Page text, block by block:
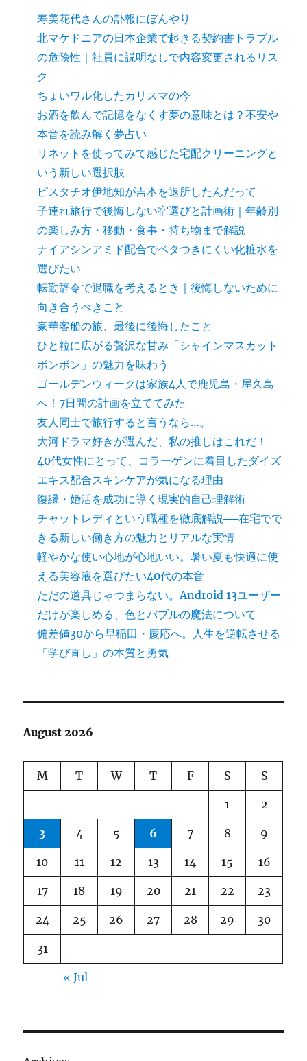
寿美花代さんの訃報にぼんやり
北マケドニアの日本企業で起きる契約書トラブル
の危険性｜社員に説明なしで内容変更されるリス
ク
ちょいワル化したカリスマの今
お酒を飲んで記憶をなくす夢の意味とは？不安や
本音を読み解く夢占い
リネットを使ってみて感じた宅配クリーニングと
いう新しい選択肢
ピスタチオ伊地知が吉本を退所したんだって
子連れ旅行で後悔しない宿選びと計画術｜年齢別
の楽しみ方・移動・食事・持ち物まで解説
ナイアシンアミド配合でベタつきにくい化粧水を
選びたい
転勤辞令で退職を考えるとき｜後悔しないために
向き合うべきこと
豪華客船の旅、最後に後悔したこと
ひと粒に広がる贅沢な甘み「シャインマスカット
ボンボン」の魅力を味わう
ゴールデンウィークは家族4人で鹿児島・屋久島
へ！7日間の計画を立ててみた
友人同士で旅行すると言うなら…。
大河ドラマ好きが選んだ、私の推しはこれだ！
40代女性にとって、コラーゲンに着目したダイズ
エキス配合スキンケアが気になる理由
復縁・婚活を成功に導く現実的自己理解術
チャットレディという職種を徹底解説──在宅でで
きる新しい働き方の魅力とリアルな実情
軽やかな使い心地が心地いい。暑い夏も快適に使
える美容液を選びたい40代の本音
ただの道具じゃつまらない。Android 13ユーザー
だけが楽しめる、色とバブルの魔法について
偏差値30から早稲田・慶応へ。人生を逆転させる
「学び直し」の本質と勇気
August 2026
M T W T F S S
1 2
3 4 5 6 7 8 9
10 11 12 13 14 15 16
17 18 19 20 21 22 23
24 25 26 27 28 29 30
31
« Jul